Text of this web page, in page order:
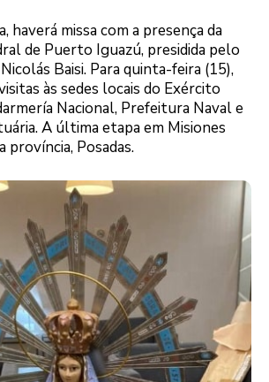
haverá missa com a presença da
de Puerto Iguazú, presidida pelo
Baisi. Para quinta-feira (15),
às sedes locais do Exército
Nacional, Prefeitura Naval e
A última etapa em Misiones
província, Posadas.